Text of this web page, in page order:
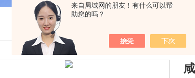
来自局域网的朋友！有什么可以帮
助您的吗？
我的位置： 咸宁电